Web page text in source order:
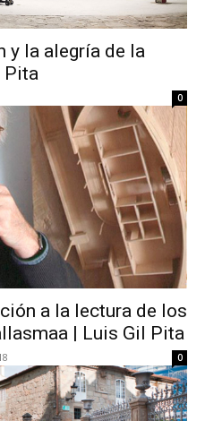
y la alegría de la
Pita
0
a la lectura de los
| Luis Gil Pita
0